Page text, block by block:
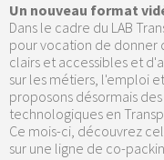
Un nouveau format
Dans le cadre du LAB
pour vocation de donner
clairs et accessibles et
sur les métiers, l'emploi
proposons désormais
technologiques en
Ce mois-ci, découvrez
sur une ligne de co-